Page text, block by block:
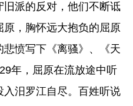
派的反对，他们不断诋
，胸怀远大抱负的屈原
愤写下《离骚》、《天
年，屈原在流放途中听
汨罗江自尽。百姓听说